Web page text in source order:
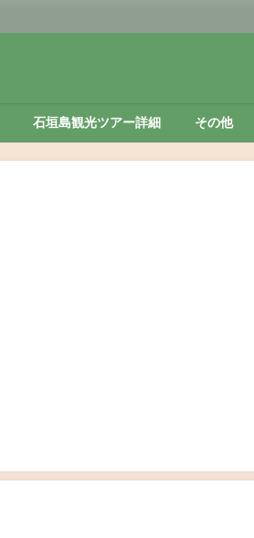
石垣島観光ツアー詳細 その他